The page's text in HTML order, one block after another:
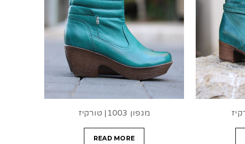
מגפון 1003| טורקיז
READ MORE